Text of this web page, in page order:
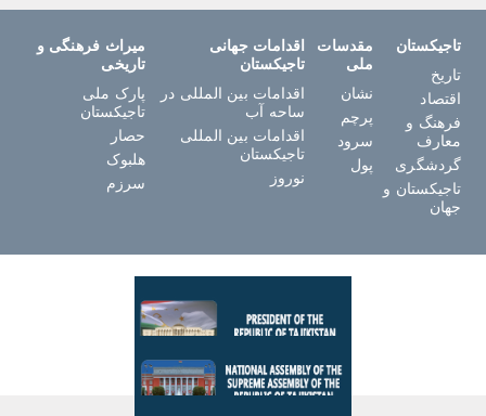
تاجیکستان
تاریخ
اقتصاد
فرهنگ و
معارف
گردشگری
تاجیکستان و
جهان
مقدسات
ملی
نشان
پرچم
سرود
پول
اقدامات جهانی
تاجیکستان
اقدامات بین المللی در
ساحه آب
اقدامات بین المللی
تاجیکستان
نوروز
میراث فرهنگی و
تاریخی
پارک ملی
تاجیکستان
حصار
هلبوک
سرزم